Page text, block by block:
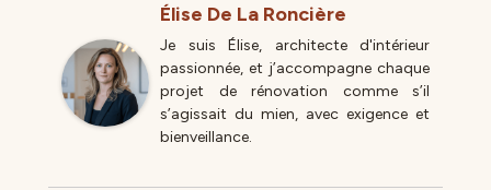
Élise De La Roncière
Je suis Élise, architecte d'intérieur
passionnée, et j’accompagne chaque
projet de rénovation comme s’il
s’agissait du mien, avec exigence et
bienveillance.